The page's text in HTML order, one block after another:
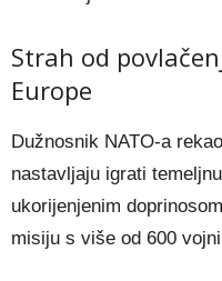
Strah od
Europe
Dužnosnik NATO-a
nastavljaju igrati
ukorijenjenim
misiju s više od 600